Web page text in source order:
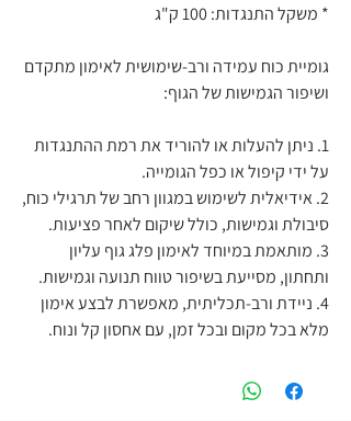
* משקל התנגדות: 100 ק"ג
גומיית כוח עמידה ורב-שימושית לאימון מתקדם
ושיפור הגמישות של הגוף:
1. ניתן להעלות או להוריד את רמת ההתנגדות
על ידי קיפול או כפל הגומייה.
2. אידיאלית לשימוש במגוון רחב של תרגילי כוח,
סיבולת וגמישות, כולל שיקום לאחר פציעות.
3. מותאמת במיוחד לאימון פלג גוף עליון
ותחתון, מסייעת בשיפור טווח תנועה וגמישות.
4. ניידת ורב-תכליתית, מאפשרת לבצע אימון
מלא בכל מקום ובכל זמן, עם אחסון קל ונוח.